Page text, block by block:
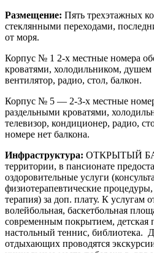
Размещение: Пять трехэтажных
стеклянными переходами,
от моря.
Корпус № 1 2-х местные номера
кроватями, холодильником, душем
вентилятор, радио, стол, балкон.
Корпус № 5 — 2-3-х местные
раздельными кроватями,
телевизор, кондиционер, радио,
номере нет балкона.
Инфраструктура: ОТКРЫТЫЙ
территории, в пансионате
оздоровительные услуги
физиотерапевтические
терапия) за доп. плату. К
волейбольная, баскетбольная
современным покрытием, детская
настольный теннис, библиотека.
отдыхающих проводятся